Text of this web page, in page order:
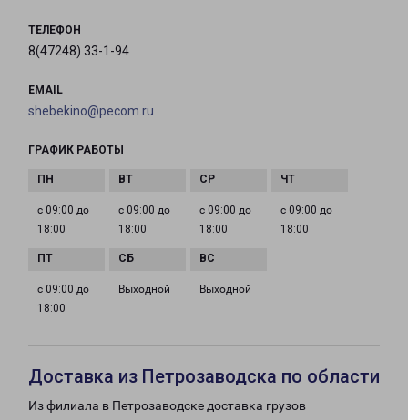
ТЕЛЕФОН
8(47248) 33-1-94
EMAIL
shebekino@pecom.ru
ГРАФИК РАБОТЫ
с 09:00 до
18:00
с 09:00 до
18:00
с 09:00 до
18:00
с 09:00 до
18:00
с 09:00 до
18:00
Выходной Выходной
Доставка из Петрозаводска по области
Из филиала в Петрозаводске доставка грузов